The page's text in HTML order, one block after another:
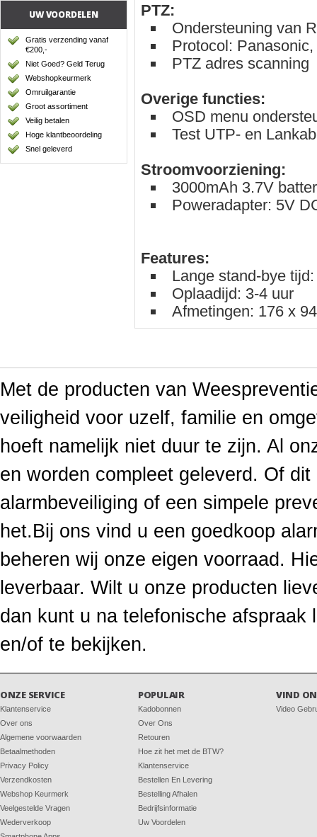
UW VOORDELEN
Gratis verzending vanaf
€200,-
Niet Goed? Geld Terug
Webshopkeurmerk
Omruilgarantie
Groot assortiment
Veilig betalen
Hoge klantbeoordeling
Snel geleverd
PTZ:
Ondersteuning van
Protocol:
PTZ adres scanning
Overige functies:
OSD menu
Test UTP- en
Stroomvoorziening:
3000mAh 3.7V
Poweradapter: 5V
Features:
Lange stand-bye
Oplaadijd: 3-4 uur
Afmetingen: 176 x
Met de producten van
veiligheid voor uzelf, familie en
hoeft namelijk niet duur te zijn. Al
en worden compleet geleverd. Of
alarmbeveiliging of een simpele
het.Bij ons vind u een goedkoop
beheren wij onze eigen voorraad.
leverbaar. Wilt u onze producten
dan kunt u na telefonische
en/of te bekijken.
ONZE SERVICE
Klantenservice
Over ons
Algemene voorwaarden
Betaalmethoden
Privacy Policy
Verzendkosten
Webshop Keurmerk
Veelgestelde Vragen
Wederverkoop
POPULAIR
Kadobonnen
Over Ons
Retouren
Hoe zit het met de BTW?
Klantenservice
Bestellen En Levering
Bestelling Afhalen
Bedrijfsinformatie
Uw Voordelen
VIND
Video